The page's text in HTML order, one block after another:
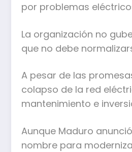
por problemas
La organización no
que no debe
A pesar de las
colapso de la red
mantenimiento e
Aunque Maduro
nombre para